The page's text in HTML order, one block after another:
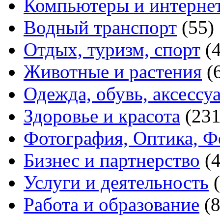
Компьютеры и
Водный транспорт (55)
Отдых, туризм, спорт
Животные и растения
Одежда, обувь,
Здоровье и красота
Фотография, Оптика,
Бизнес и партнерство
Услуги и деятельность
Работа и образование